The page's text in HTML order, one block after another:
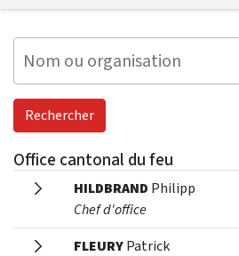
Office cantonal du feu
HILDBRAND Philipp
Chef d'office
FLEURYPatrick